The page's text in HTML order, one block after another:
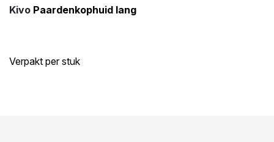
Kivo Paardenkophuid lang
Verpakt per stuk